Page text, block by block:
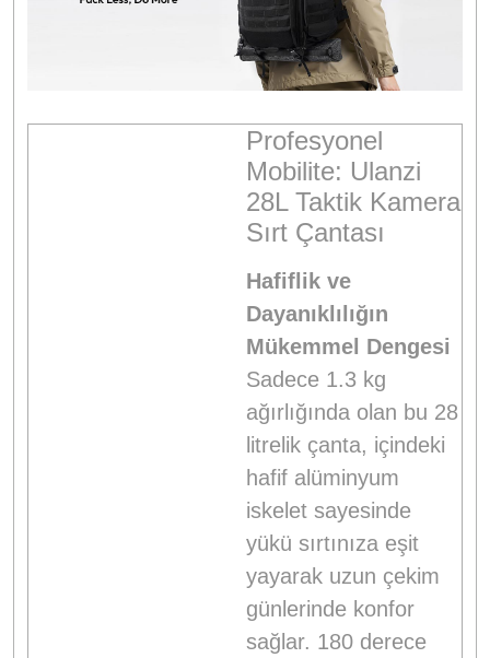
Profesyonel
Mobilite: Ulanzi
28L Taktik Kamera
Sırt Çantası
Hafiflik ve
Dayanıklılığın
Mükemmel Dengesi
Sadece 1.3 kg
ağırlığında olan bu 28
litrelik çanta, içindeki
hafif alüminyum
iskelet sayesinde
yükü sırtınıza eşit
yayarak uzun çekim
günlerinde konfor
sağlar. 180 derece